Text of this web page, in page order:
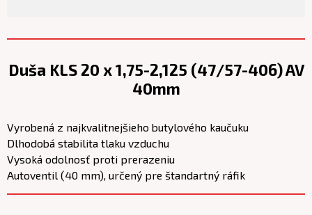
Duša KLS 20 x 1,75-2,125 (47/57-406) AV
40mm
Vyrobená z najkvalitnejšieho butylového kaučuku
Dlhodobá stabilita tlaku vzduchu
Vysoká odolnosť proti prerazeniu
Autoventil (40 mm), určený pre štandartný ráfik